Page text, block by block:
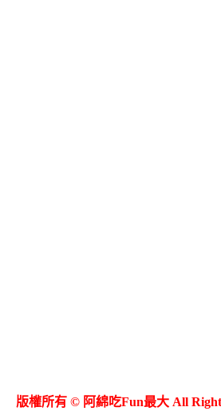
版權所有 © 阿綿吃Fun最大 All